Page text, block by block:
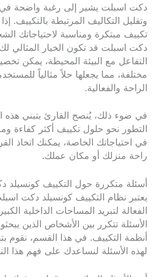
دكت اسبلت يشير إلى رغبة واضحة
وتقليل التكاليف المرتبطة
تكييف مبتكرة ومناسبة لاحتياجاتك
دكت اسبلت قد تكون الخيار المثالي
التفاعل مع البيئة المحيطة، يمكن
مختلفة، مما يجعلها حلاً مثالياً
الراحة والفعالية.
في ضوء ذلك، يُنصح القارئ بتبني هذه
التطور نحو حلول تكييف أكثر كفاءة
في احتياجاتك الخاصة، يمكنك اتخاذ
راحة منزلك أو مكان عملك.
أسئلة متكررة حول التكييف كونسيلد
يعتبر نظام التكييف كونسيلد دكت
الفعالة لتبريد المساحات الداخلية
الأسئلة تتكرر بين الأشخاص الذين
أنظمة التكييف. في هذا القسم، نقوم
لهذه الأسئلة لنساعدك على فهم هذا